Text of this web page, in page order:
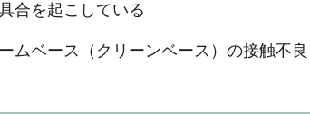
合を起こしている
ムベース（クリーンベース）の接触不良